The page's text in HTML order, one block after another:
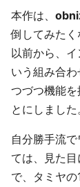
本作は、
倒してみたく
以前から、
いう組み合
つづつ機能
とにしました
自分勝手流
ては、見た
で、タミヤ